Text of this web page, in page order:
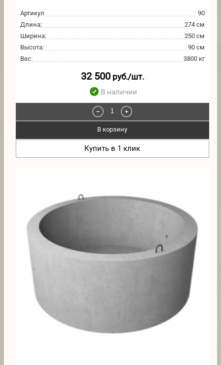
Артикул
90
Длина:
274 см
Ширина:
250 см
Высота:
90 см
Вес: 3800 кг
32 500руб./шт.
В наличии
− +
В корзину
Купить в 1 клик